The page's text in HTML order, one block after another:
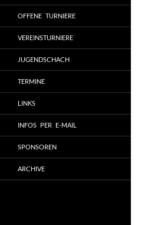
OFFENE TURNIERE
VEREINSTURNIERE
JUGENDSCHACH
TERMINE
LINKS
INFOS PER E-MAIL
SPONSOREN
ARCHIVE